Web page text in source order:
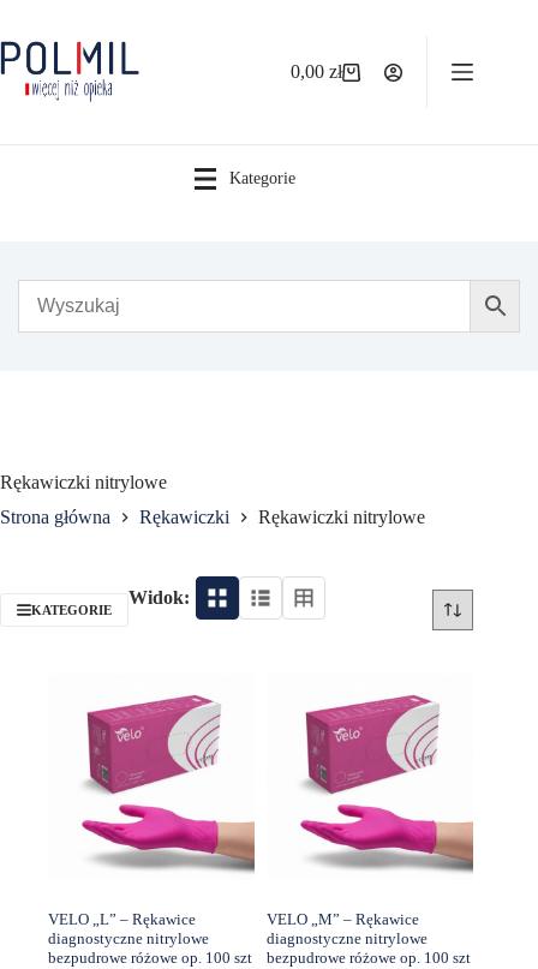
treści
Koszyk
0,00zł
Kategorie
Rękawiczki nitrylowe
Strona główna
Rękawiczki Rękawiczki nitrylowe
KATEGORIE
Widok:
VELO „L” – Rękawice
diagnostyczne nitrylowe
bezpudrowe różowe op. 100 szt
VELO „M” – Rękawice
diagnostyczne nitrylowe
bezpudrowe różowe op. 100 szt